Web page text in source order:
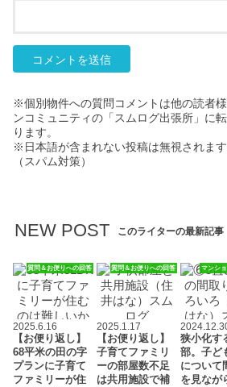
※個別物件への質問コメントは他の読者
ンコミュニティの「スムログ出張所」に
ります。
※日本語が含まれない投稿は無視されます
（スパム対策）
NEW POST このライターの最新記事
質問＆お便りへの回答
2025.6.16
【お便り返し】
68平米の田の字
プランに子育て
ファミリーが住
質問＆お便りへの回答
2025.1.17
【お便り返し】
子育てファミリ
ーの部屋数不足
は共用施設で補
マンシ
狭小化す
部。子ど
について
を見なが